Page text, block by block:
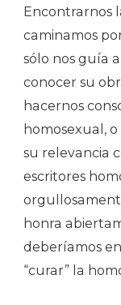
Encontrarnos
caminamos
sólo nos guía
conocer su
hacernos
homosexual,
su relevancia
escritores
honra
deberíamos
“curar” la